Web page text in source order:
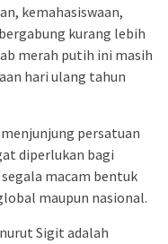
kemahasiswaan,
kurang lebih
merah putih ini masih
hari ulang tahun
persatuan
diperlukan bagi
macam bentuk
maupun nasional.
Sigit adalah